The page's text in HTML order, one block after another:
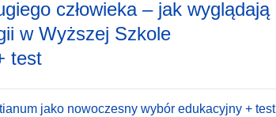
człowieka – jak wyglądają
w Wyższej Szkole
test
jako nowoczesny wybór edukacyjny + test